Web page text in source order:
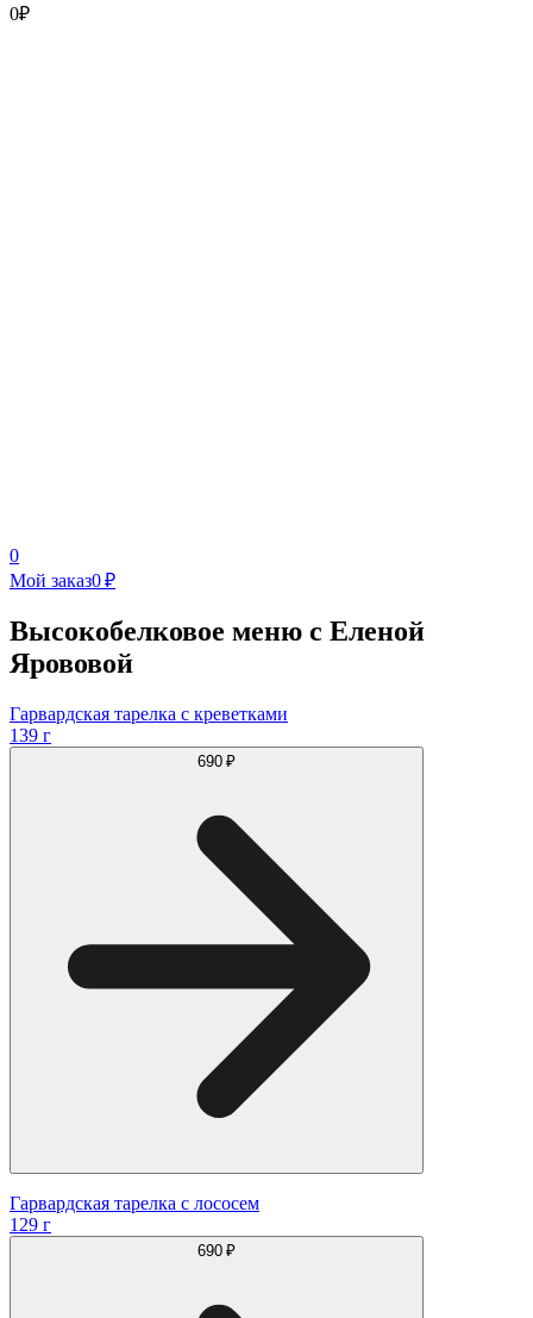
0₽
0
Мой заказ0 ₽
Высокобелковое меню c Еленой
Ярововой
Гарвардская тарелка с креветками
139 г
690 ₽
Гарвардская тарелка с лососем
129 г
690 ₽